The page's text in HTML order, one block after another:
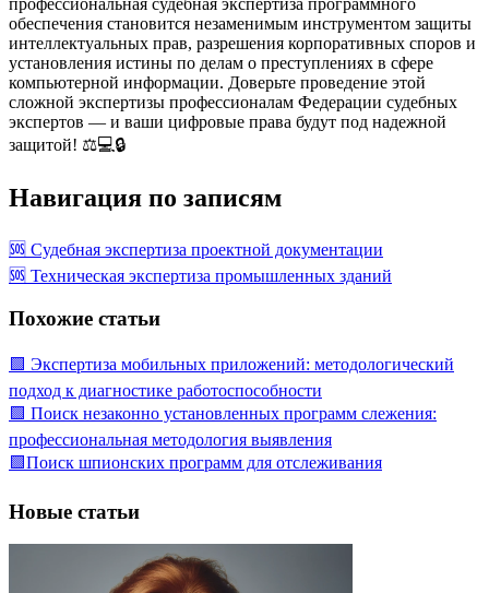
обеспечения становится незаменимым инструментом защиты
интеллектуальных прав, разрешения корпоративных споров и
установления истины по делам о преступлениях в сфере
компьютерной информации. Доверьте проведение этой
сложной экспертизы профессионалам Федерации судебных
экспертов — и ваши цифровые права будут под надежной
защитой! ⚖️💻🔒
Навигация по записям
🆘 Судебная экспертиза проектной документации
🆘 Техническая экспертиза промышленных зданий
Похожие статьи
🟩 Экспертиза мобильных приложений: методологический
подход к диагностике работоспособности
🟩 Поиск незаконно установленных программ слежения:
профессиональная методология выявления
🟩Поиск шпионских программ для отслеживания
Новые статьи